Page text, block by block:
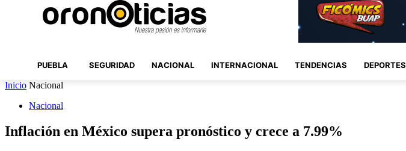
PUEBLA SEGURIDAD NACIONAL INTERNACIONAL TENDENCIAS DEPORTES
Inicio Nacional
Nacional
Inflación en México supera pronóstico y crece a 7.99%